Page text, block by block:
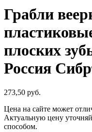
Грабли
плоских
Россия
273,50 руб.
Цена на сайте может
Актуальную цену
способом.